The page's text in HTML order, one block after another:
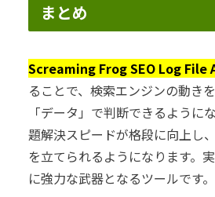
まとめ
Screaming Frog SEO Log File
ることで、検索エンジンの動き
「データ」で判断できるように
題解決スピードが格段に向上し
を立てられるようになります。
に強力な武器となるツールです。